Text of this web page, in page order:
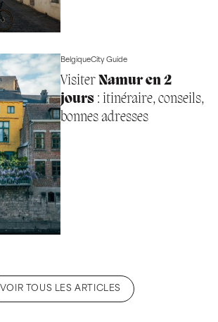
BelgiqueCity Guide
Visiter Namur en 2
jours: itinéraire, conseils,
bonnes adresses
VOIR TOUS LES ARTICLES